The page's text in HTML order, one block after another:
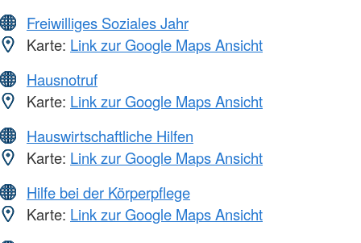
Freiwilliges Soziales Jahr
Karte: Link zur Google Maps Ansicht
Hausnotruf
Karte: Link zur Google Maps Ansicht
Hauswirtschaftliche Hilfen
Karte: Link zur Google Maps Ansicht
Hilfe bei der Körperpflege
Karte: Link zur Google Maps Ansicht